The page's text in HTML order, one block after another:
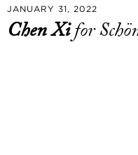
JANUARY 31, 2022
Chen Xifor